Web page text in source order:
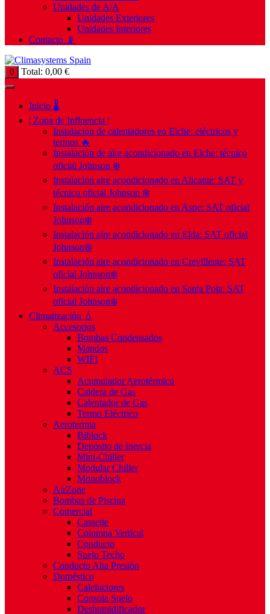
Unidades de A/A
Unidades Exteriores
Unidades Interiores
Contacto 📡
0 Total: 0,00 €
Inicio 🌡️
| Zona de Influencia |
Instalación de calentadores en Elche: eléctricos y
termos 🔥
Instalación de aire acondicionado en Elche: técnico
oficial Johnson ❄️
Instalación aire acondicionado en Alicante: SAT y
técnico oficial Johnson ❄️
Instalación aire acondicionado en Aspe: SAT oficial
Johnson❄️
Instalación aire acondicionado en Elda: SAT oficial
Johnson❄️
Instalación aire acondicionado en Crevillente: SAT
oficial Johnson❄️
Instalación aire acondicionado en Santa Pola: SAT
oficial Johnson❄️
Climatización 💧
Accesorios
Bombas Condensados
Mandos
WIFI
ACS
Acumulador Aerotérmico
Caldera de Gas
Calentador de Gas
Termo Eléctrico
Aerotermia
Biblock
Depósito de Inercia
Mini-Chiller
Modular Chiller
Monoblock
AirZone
Bombas de Piscina
Comercial
Cassette
Columna Vertical
Conducto
Suelo Techo
Conducto Alta Presión
Doméstico
Calefactores
Consola Suelo
Deshumidificador